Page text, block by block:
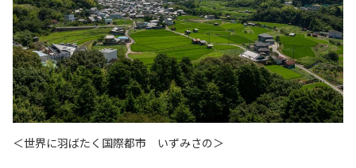
＜世界に羽ばたく国際都市 いずみさの＞